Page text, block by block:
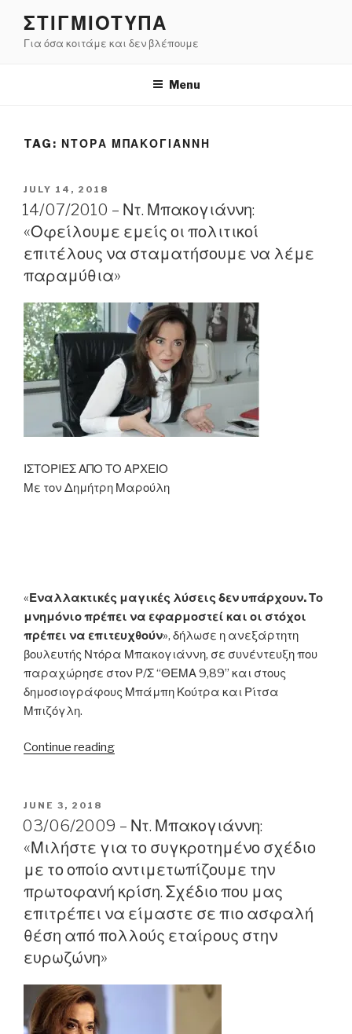
content
ΣΤΙΓΜΙΟΤΥΠΑ
Για όσα κοιτάμε και δεν βλέπουμε
Menu
TAG: ΝΤΌΡΑ ΜΠΑΚΟΓΙΆΝΝΗ
POSTED
ON
JULY 14, 2018
14/07/2010 – Ντ. Μπακογιάννη:
«Οφείλουμε εμείς οι πολιτικοί
επιτέλους να σταματήσουμε να λέμε
παραμύθια»
ΙΣΤΟΡΙΕΣ ΑΠΟ ΤΟ ΑΡΧΕΙΟ
Με τον Δημήτρη Μαρούλη
«Εναλλακτικές μαγικές λύσεις δεν υπάρχουν. Το
μνημόνιο πρέπει να εφαρμοστεί και οι στόχοι
πρέπει να επιτευχθούν», δήλωσε η ανεξάρτητη
βουλευτής Ντόρα Μπακογιάννη, σε συνέντευξη που
παραχώρησε στον Ρ/Σ “ΘΕΜΑ 9,89” και στους
δημοσιογράφους Μπάμπη Κούτρα και Ρίτσα
Μπιζόγλη.
Continue reading“14/07/2010
«Οφείλουμε
πολιτικοί
επιτέλους
να
σταματήσουμε
παραμύθια»”
POSTED
ON
JUNE 3, 2018
03/06/2009 – Ντ. Μπακογιάννη:
«Μιλήστε για το συγκροτημένο σχέδιο
με το οποίο αντιμετωπίζουμε την
πρωτοφανή κρίση. Σχέδιο που μας
επιτρέπει να είμαστε σε πιο ασφαλή
θέση από πολλούς εταίρους στην
ευρωζώνη»